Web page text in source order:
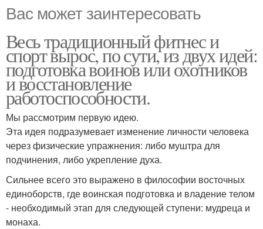
Вас может заинтересовать
Весь традиционный фитнес и
спорт вырос, по сути, из двух идей:
подготовка воинов или охотников
и восстановление
работоспособности.
Мы рассмотрим первую идею.
Эта идея подразумевает изменение личности человека
через физические упражнения: либо муштра для
подчинения, либо укрепление духа.
Сильнее всего это выражено в философии восточных
единоборств, где воинская подготовка и владение телом
- необходимый этап для следующей ступени: мудреца и
монаха.